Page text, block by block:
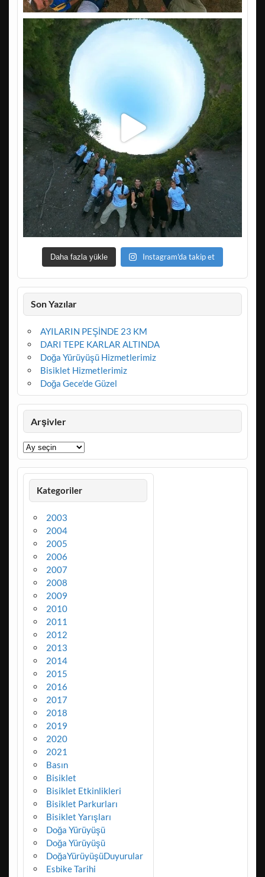
Daha fazla yükle Instagram'da takip et
Son Yazılar
AYILARIN PEŞİNDE 23 KM
DARI TEPE KARLAR ALTINDA
Doğa Yürüyüşü Hizmetlerimiz
Bisiklet Hizmetlerimiz
Doğa Gece’de Güzel
Arşivler
Arşivler
Kategoriler
2003
2004
2005
2006
2007
2008
2009
2010
2011
2012
2013
2014
2015
2016
2017
2018
2019
2020
2021
Basın
Bisiklet
Bisiklet Etkinlikleri
Bisiklet Parkurları
Bisiklet Yarışları
Doğa Yürüyüşü
Doğa Yürüyüşü
DoğaYürüyüşüDuyurular
Esbike Tarihi